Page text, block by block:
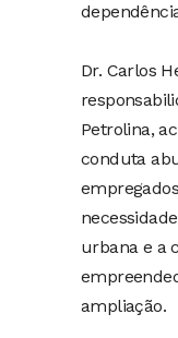
Dr. Carlos
Petrolina,
conduta
urbana e a
ampliação.